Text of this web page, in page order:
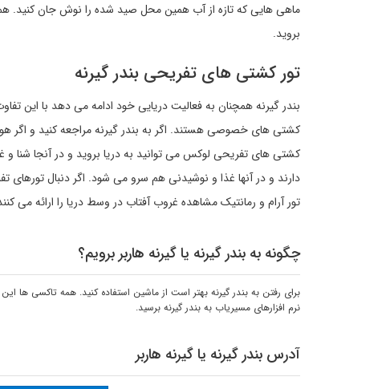
ماهی هایی که تازه از آب همین محل صید شده را نوش جان کنید.
بروید.
تور کشتی های تفریحی بندر گیرنه
بندر گیرنه همچنان به فعالیت دریایی خود ادامه می دهد با این
کشتی های خصوصی هستند. اگر به بندر گیرنه مراجعه کنید و اگر
کشتی های تفریحی لوکس می توانید به دریا بروید و در آنجا شنا
دارند و در آنها غذا و نوشیدنی هم سرو می شود. اگر دنبال
تور آرام و رمانتیک مشاهده غروب آفتاب در وسط دریا را ارائه می
چگونه به بندر گیرنه یا گیرنه هاربر برویم؟
برای رفتن به بندر گیرنه بهتر است از ماشین استفاده کنید. همه تاکسی ها
نرم افزارهای مسیریاب به بندر گیرنه برسید.
آدرس بندر گیرنه یا گیرنه هاربر